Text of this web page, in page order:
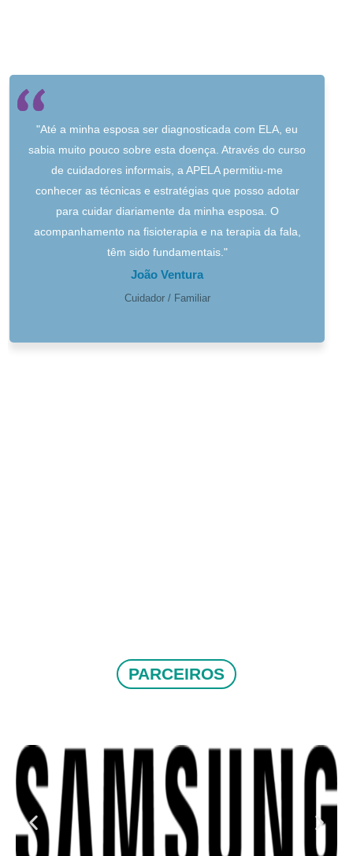
"Até a minha esposa ser diagnosticada com ELA, eu
sabia muito pouco sobre esta doença. Através do curso
de cuidadores informais, a APELA permitiu-me
conhecer as técnicas e estratégias que posso adotar
para cuidar diariamente da minha esposa. O
acompanhamento na fisioterapia e na terapia da fala,
têm sido fundamentais."
João Ventura
Cuidador / Familiar
PARCEIROS